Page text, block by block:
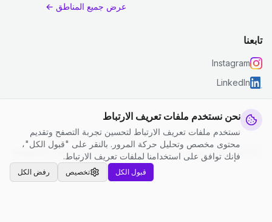
نحن نستخدم ملفات تعريف الارتباط
نستخدم ملفات تعريف الارتباط لتحسين تجربة التصفح وتقديم
محتوى مخصص وتحليل حركة المرور. بالنقر على "قبول الكل"،
فإنك توافق على استخدامنا لملفات تعريف الارتباط.
رفض الكل تخصيص قبول الكل
عرض جميع المناطق ←
تابعنا
Instagram
LinkedIn
© 2026 جست كلين. جميع الحقوق محفوظة.
سياسة الخصوصية
الشروط والأحكام | إعدادات ملفات تعريف الارتباط